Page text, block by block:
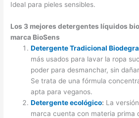
Ideal para pieles sensibles.
Los 3 mejores detergentes líquidos
marca BioSens
Detergente Tradicional
más usados para lavar la ropa
poder para desmanchar, sin
Se trata de una fórmula
apta para veganos.
Detergente ecológico: La
marca cuenta con materia prima